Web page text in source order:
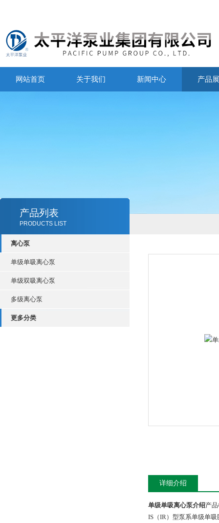
网站首页 关于我们 新闻中心 产品
产品列表
PRODUCTS LIST
离心泵
单级单吸离心泵
单级双吸离心泵
多级离心泵
更多分类
详细介绍
单级单吸离心泵介绍产
IS（IR）型泵系单级单